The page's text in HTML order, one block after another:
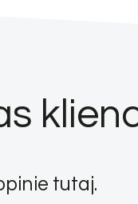
tutaj.